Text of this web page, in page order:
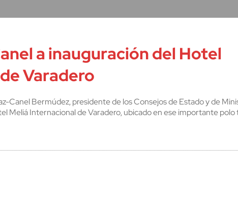
a inauguración del Hotel
Varadero
Canel Bermúdez, presidente de los Consejos de Estado y de
Meliá Internacional de Varadero, ubicado en ese importante polo